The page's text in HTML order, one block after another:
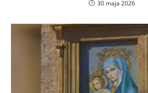
30 maja 2026